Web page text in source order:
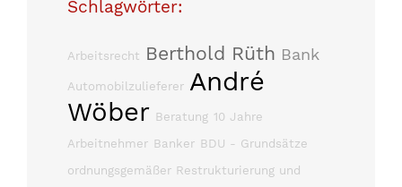
Schlagwörter:
Arbeitsrecht Berthold Rüth Bank
Automobilzulieferer André
Wöber Beratung 10 Jahre
Arbeitnehmer Banker BDU - Grundsätze
ordnungsgemäßer Restrukturierung und